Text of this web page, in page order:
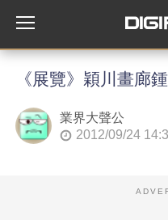
《展覽》穎川畫廊
業界大聲公
2012/09/24